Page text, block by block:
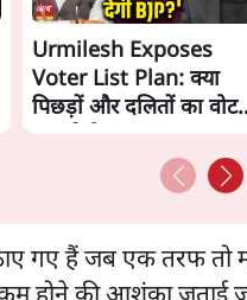
Urmilesh Exposes
Voter List Plan: क्या
पिछड़ों और दलितों का वोट
गए हैं जब एक तरफ